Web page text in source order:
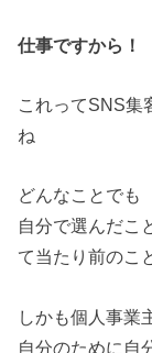
仕事ですから！
これってSNS集
ね
どんなことでも
自分で選んだこ
て当たり前のこ
しかも個人事業
自分のために自